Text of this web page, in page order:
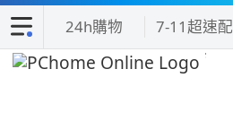
24h購物 7-11超速配